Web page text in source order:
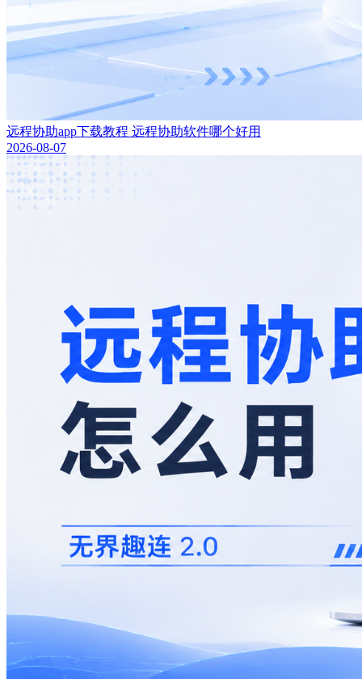
远程协助app下载教程 远程协助软件哪个好用
2026-08-07